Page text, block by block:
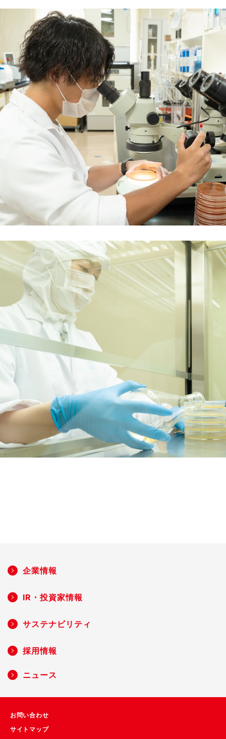
企業情報
IR・投資家情報
サステナビリティ
採用情報
ニュース
お問い合わせ
サイトマップ